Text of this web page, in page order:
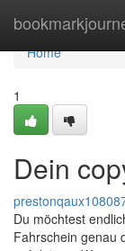
Home
Home
1
Dein
Du möchtest
Fahrschein genau